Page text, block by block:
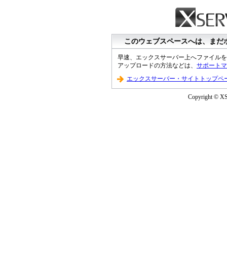
このウェブスペースへは、ま
早速、エックスサーバー上へファイル
アップロードの方法などは、 サポート
エックスサーバー・サイトトップペ
Copyright ©